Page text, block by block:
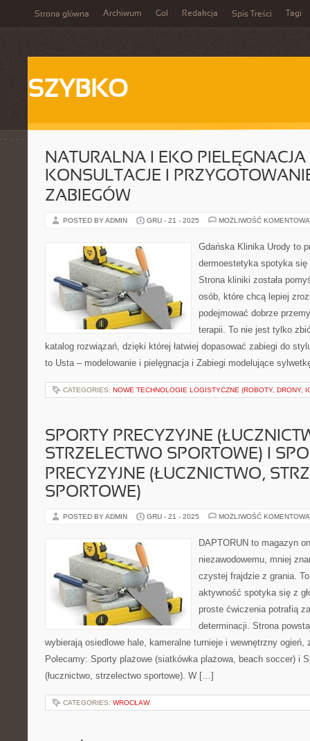
Strona główna Archiwum Gol Redakcja Spis Treści Tagi
SZYBKO
NATURALNA I EKO PIELĘGNACJA
KONSULTACJE I
ZABIEGÓW
POSTED BY ADMIN GRU - 21 - 2025 MOŻLIWOŚĆ
Gdańska Klinika Urody to
dermoestetyka spotyka
Strona kliniki została
osób, które chcą lepiej
podejmować dobrze
terapii. To nie jest tylko
katalog rozwiązań, dzięki której łatwiej dopasować zabiegi do
to Usta – modelowanie i pielęgnacja i Zabiegi modelujące
CATEGORIES: NOWE TECHNOLOGIE LOGISTYCZNE (ROBOTY, DRONY,
SPORTY PRECYZYJNE
STRZELECTWO SPORTOWE) I
PRECYZYJNE (ŁUCZNICTWO,
SPORTOWE)
POSTED BY ADMIN GRU - 21 - 2025 MOŻLIWOŚĆ
DAPTORUN to magazyn
niezawodowemu, mniej
czystej frajdzie z grania.
aktywność spotyka się z
proste ćwiczenia potrafią
determinacji. Strona
wybierają osiedlowe hale, kameralne turnieje i wewnętrzny ogień,
Polecamy: Sporty plażowe (siatkówka plażowa, beach soccer) i
(łucznictwo, strzelectwo sportowe). W […]
CATEGORIES: WROCŁAW